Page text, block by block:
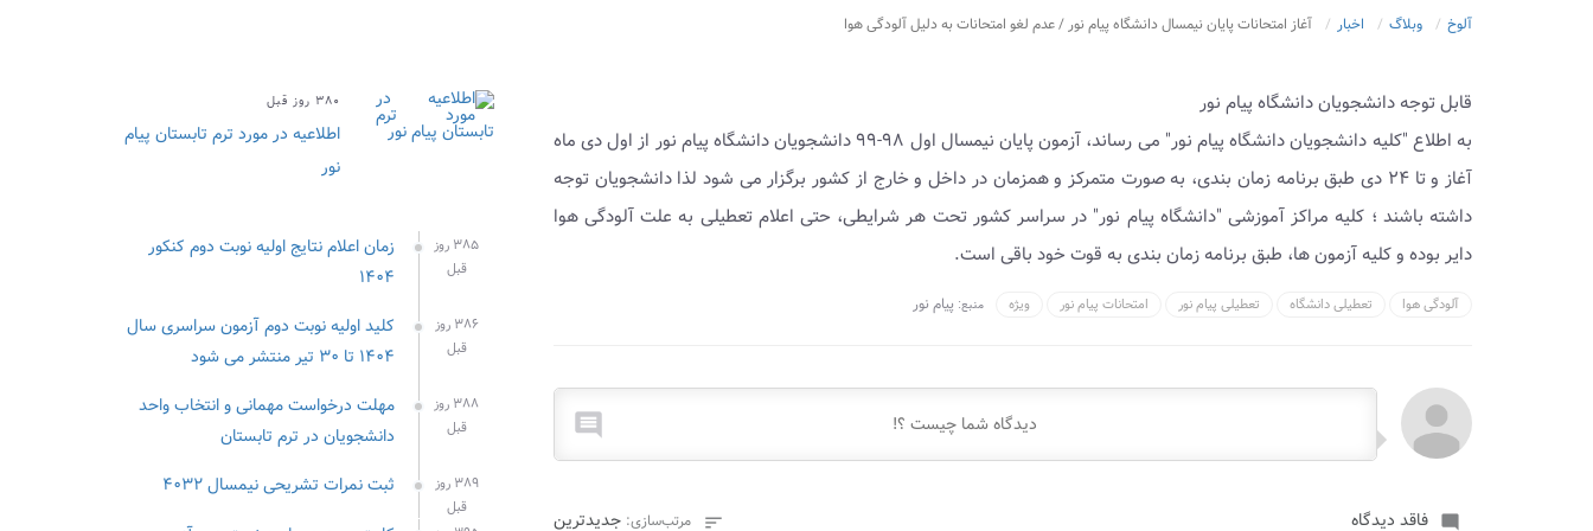
آلوخ وبلاگ اخبار آغاز امتحانات پایان نیمسال دانشگاه پیام نور / عدم لغو امتحانات به دلیل آلودگی هوا
قابل توجه دانشجویان دانشگاه پیام نور
به اطلاع "کلیه دانشجویان دانشگاه پیام نور" می رساند، آزمون پایان نیمسال اول ۹۸-۹۹ دانشجویان دانشگاه پیام نور از اول دی ماه
آغاز و تا ۲۴ دی طبق برنامه زمان بندی، به صورت متمرکز و همزمان در داخل و خارج از کشور برگزار می شود لذا دانشجویان توجه
داشته باشند ؛ کلیه مراکز آموزشی "دانشگاه پیام نور" در سراسر کشور تحت هر شرایطی، حتی اعلام تعطیلی به علت آلودگی هوا
دایر بوده و کلیه آزمون ها، طبق برنامه زمان بندی به قوت خود باقی است.
آلودگی هوا تعطیلی دانشگاه تعطیلی پیام نور امتحانات پیام نور ویژه منبع: پیام نور

 فاقد دیدگاه مرتب‌سازی: جدیدترین 
۳۸۰ روز قبل
اطلاعیه در مورد ترم تابستان پیام
نور
۳۸۵ روز
قبل
زمان اعلام نتایج اولیه نوبت دوم کنکور
۱۴۰۴
۳۸۶ روز
قبل
کلید اولیه نوبت دوم آزمون سراسری سال
۱۴۰۴ تا ۳۰ تیر منتشر می شود
۳۸۸ روز
قبل
مهلت درخواست مهمانی و انتخاب واحد
دانشجویان در ترم تابستان
۳۸۹ روز
قبل
ثبت نمرات تشریحی نیمسال ۴۰۳۲